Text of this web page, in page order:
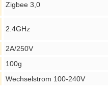
Zigbee 3,0
2.4GHz
2A/250V
100g
Wechselstrom 100-240V